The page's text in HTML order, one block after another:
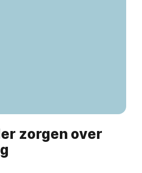
zorgen over